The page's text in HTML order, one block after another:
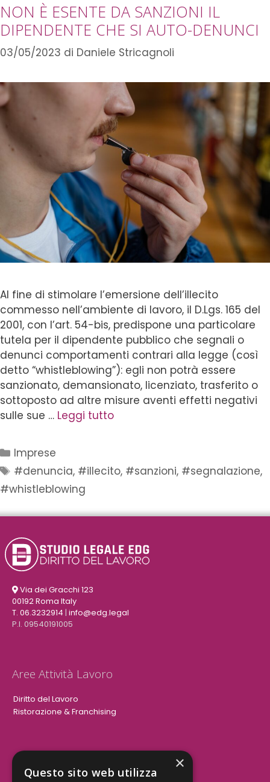
NON È ESENTE DA SANZIONI IL
DIPENDENTE CHE SI AUTO-DENUNCI
03/05/2023 di Daniele Stricagnoli
Al fine di stimolare l’emersione dell’illecito
commesso nell’ambiente di lavoro, il D.Lgs. 165 del
2001, con l’art. 54-bis, predispone una particolare
tutela per il dipendente pubblico che segnali o
denunci comportamenti contrari alla legge (così
detto “whistleblowing”): egli non potrà essere
sanzionato, demansionato, licenziato, trasferito o
sottoposto ad altre misure aventi effetti negativi
sulle sue … Leggi tutto
Imprese
#denuncia, #illecito, #sanzioni, #segnalazione,
#whistleblowing
Via dei Gracchi 123
00192 Roma Italy
T. 06.3232914 | info@edg.legal
P.I. 09540191005
Aree Attività Lavoro
Diritto del Lavoro
Ristorazione & Franchising
Aree Attività Civile ×
Questo sito web utilizza